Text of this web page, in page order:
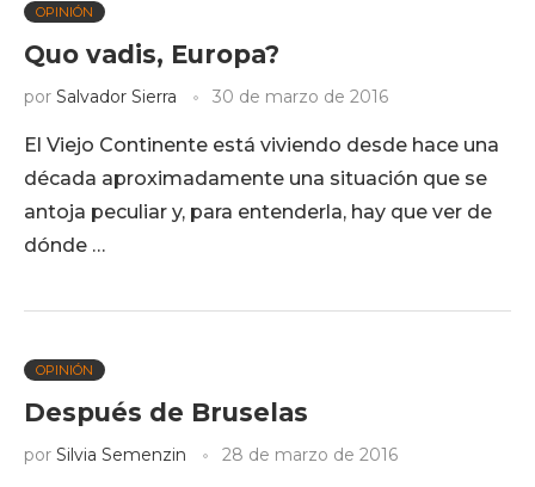
OPINIÓN
Quo vadis, Europa?
por Salvador Sierra 30 de marzo de 2016
El Viejo Continente está viviendo desde hace una
década aproximadamente una situación que se
antoja peculiar y, para entenderla, hay que ver de
dónde …
OPINIÓN
Después de Bruselas
por Silvia Semenzin 28 de marzo de 2016